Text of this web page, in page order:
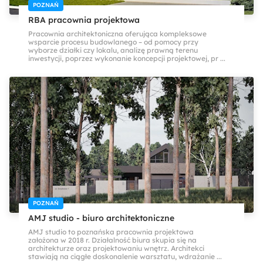
POZNAŃ
RBA pracownia projektowa
Pracownia architektoniczna oferująca kompleksowe
wsparcie procesu budowlanego – od pomocy przy
wyborze działki czy lokalu, analizę prawną terenu
inwestycji, poprzez wykonanie koncepcji projektowej, pr ...
POZNAŃ
AMJ studio - biuro architektoniczne
AMJ studio to poznańska pracownia projektowa
założona w 2018 r. Działalność biura skupia się na
architekturze oraz projektowaniu wnętrz. Architekci
stawiają na ciągłe doskonalenie warsztatu, wdrażanie ...